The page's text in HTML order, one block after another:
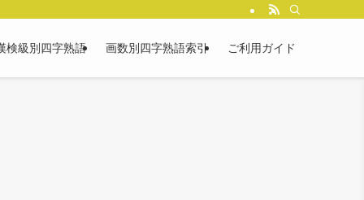
検級別四字熟語 画数別四字熟語索引 ご利用ガイド